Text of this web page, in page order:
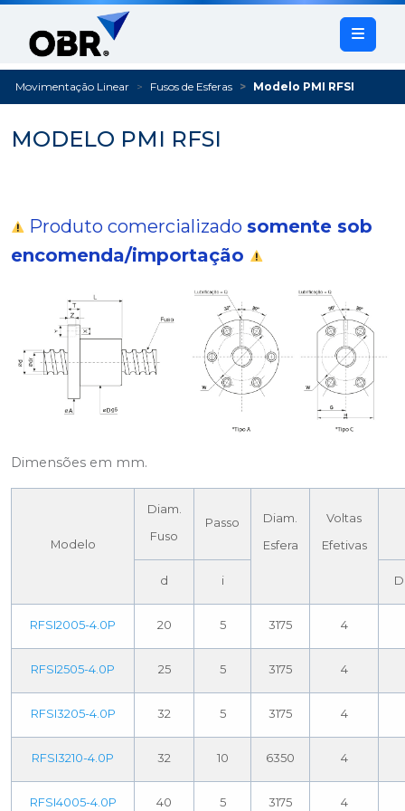
Movimentação Linear Fusos de Esferas Modelo PMI RFSI
MODELO PMI RFSI
Produto comercializado somente sob
encomenda/importação
Dimensões em mm.
Modelo
Diam.
Fuso
Passo
Diam.
Esfera
Voltas
Efetivas
d i
RFSI2005-4.0P 20 5 3175 4
RFSI2505-4.0P 25 5 3175 4
RFSI3205-4.0P 32 5 3175 4
RFSI3210-4.0P 32 10 6350 4
RFSI4005-4.0P 40 5 3175 4